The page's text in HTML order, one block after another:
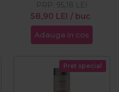
58,90 LEI / buc
PRP: 95,18 LEI
Adauga in cos
Pret special